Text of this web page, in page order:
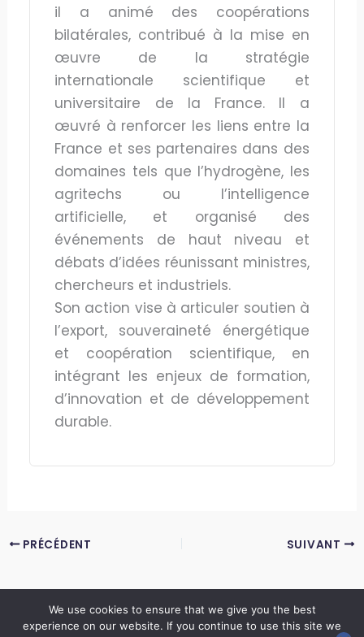
il a animé des coopérations
bilatérales, contribué à la mise en
œuvre de la stratégie
internationale scientifique et
universitaire de la France. Il a
œuvré à renforcer les liens entre la
France et ses partenaires dans des
domaines tels que l’hydrogène, les
agritechs ou l’intelligence
artificielle, et organisé des
événements de haut niveau et
débats d’idées réunissant ministres,
chercheurs et industriels.
Son action vise à articuler soutien à
l’export, souveraineté énergétique
et coopération scientifique, en
intégrant les enjeux de formation,
d’innovation et de développement
durable.
PRÉCÉDENT SUIVANT
We use cookies to ensure that we give you the best
experience on our website. If you continue to use this site we